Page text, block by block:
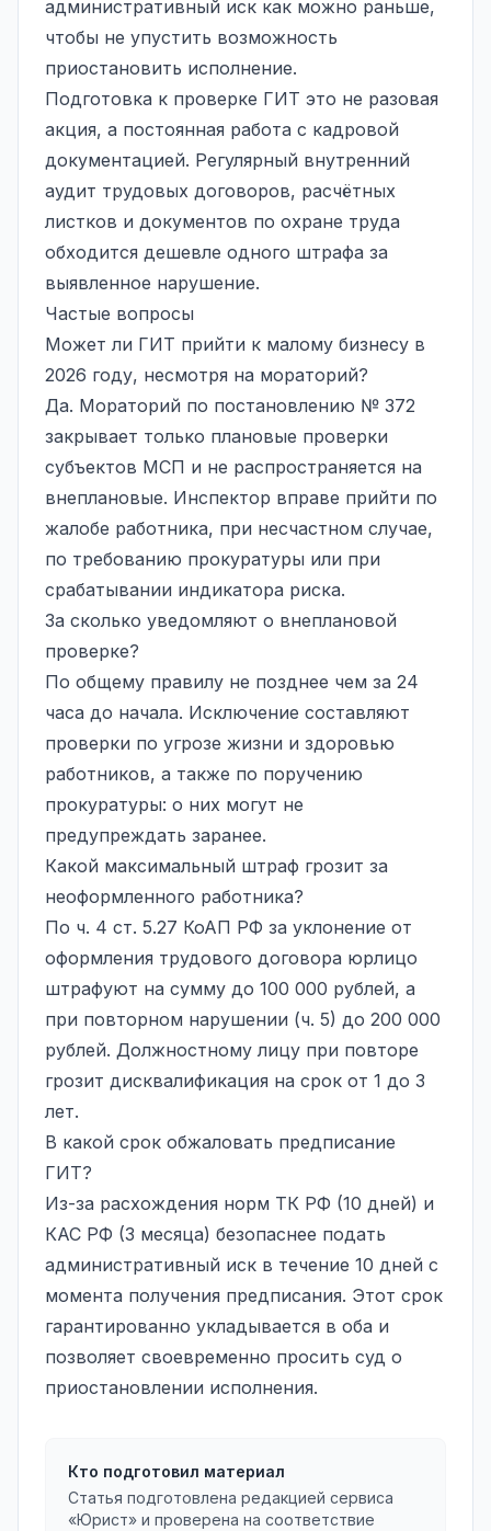
административный иск как можно раньше,
чтобы не упустить возможность
приостановить исполнение.
Подготовка к проверке ГИТ это не разовая
акция, а постоянная работа с кадровой
документацией. Регулярный внутренний
аудит трудовых договоров, расчётных
листков и документов по охране труда
обходится дешевле одного штрафа за
выявленное нарушение.
Частые вопросы
Может ли ГИТ прийти к малому бизнесу в
2026 году, несмотря на мораторий?
Да. Мораторий по постановлению № 372
закрывает только плановые проверки
субъектов МСП и не распространяется на
внеплановые. Инспектор вправе прийти по
жалобе работника, при несчастном случае,
по требованию прокуратуры или при
срабатывании индикатора риска.
За сколько уведомляют о внеплановой
проверке?
По общему правилу не позднее чем за 24
часа до начала. Исключение составляют
проверки по угрозе жизни и здоровью
работников, а также по поручению
прокуратуры: о них могут не
предупреждать заранее.
Какой максимальный штраф грозит за
неоформленного работника?
По ч. 4 ст. 5.27 КоАП РФ за уклонение от
оформления трудового договора юрлицо
штрафуют на сумму до 100 000 рублей, а
при повторном нарушении (ч. 5) до 200 000
рублей. Должностному лицу при повторе
грозит дисквалификация на срок от 1 до 3
лет.
В какой срок обжаловать предписание
ГИТ?
Из-за расхождения норм ТК РФ (10 дней) и
КАС РФ (3 месяца) безопаснее подать
административный иск в течение 10 дней с
момента получения предписания. Этот срок
гарантированно укладывается в оба и
позволяет своевременно просить суд о
приостановлении исполнения.
Кто подготовил материал
Статья подготовлена редакцией сервиса
«Юрист» и проверена на соответствие